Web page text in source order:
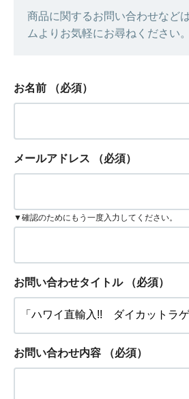
商品に関するお問い合わせなど
ムよりお気軽にお尋ねください。
お名前 （必須）
メールアドレス （必須）
▼確認のためにもう一度入力してください。
お問い合わせタイトル （必須）
お問い合わせ内容 （必須）